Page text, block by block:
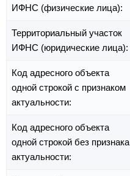
ИФНС (физические лица):
Территориальный участок
ИФНС (юридические лица):
Код адресного объекта
одной строкой с признаком
актуальности:
Код адресного объекта
одной строкой без признака
актуальности: